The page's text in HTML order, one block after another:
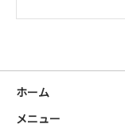
ホーム
メニュー